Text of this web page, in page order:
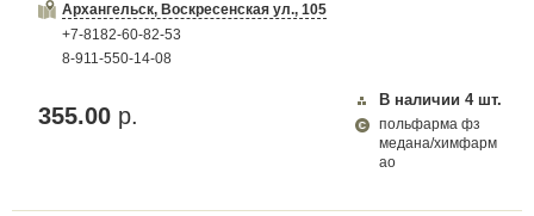
Архангельск, Воскресенская ул., 105
+7-8182-60-82-53
8-911-550-14-08
355.00 р.
В наличии 4шт.
польфарма фз
медана/химфарм
ао